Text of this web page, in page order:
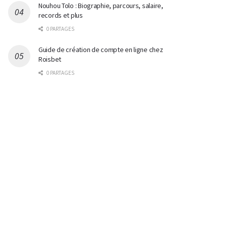
Nouhou Tolo : Biographie, parcours, salaire,
records et plus
0 PARTAGES
Guide de création de compte en ligne chez
Roisbet
0 PARTAGES